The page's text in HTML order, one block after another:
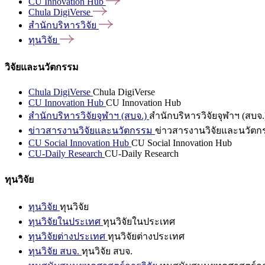
Chula DigiVerse
สำนักบริหารวิจัย
ทุนวิจัย
วิจัยและนวัตกรรม
Chula DigiVerse Chula DigiVerse
CU Innovation Hub CU Innovation Hub
สำนักบริหารวิจัยจุฬาฯ (สบจ.) สำนักบริหารวิจัยจุฬาฯ (สบจ
ข่าวสารงานวิจัยและนวัตกรรม ข่าวสารงานวิจัยและนวัตก
CU Social Innovation Hub CU Social Innovation Hub
CU-Daily Research CU-Daily Research
ทุนวิจัย
ทุนวิจัย ทุนวิจัย
ทุนวิจัยในประเทศ ทุนวิจัยในประเทศ
ทุนวิจัยต่างประเทศ ทุนวิจัยต่างประเทศ
ทุนวิจัย สบจ. ทุนวิจัย สบจ.